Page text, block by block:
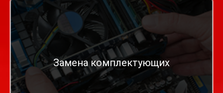
Замена комплектующих